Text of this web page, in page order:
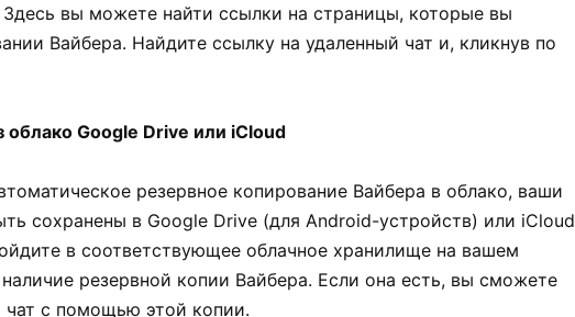
вы можете найти ссылки на страницы, которые вы
Вайбера. Найдите ссылку на удаленный чат и, кликнув по
облако Google Drive или iCloud
резервное копирование Вайбера в облако, ваши
сохранены в Google Drive (для Android-устройств) или iCloud
в соответствующее облачное хранилище на вашем
резервной копии Вайбера. Если она есть, вы сможете
чат с помощью этой копии.